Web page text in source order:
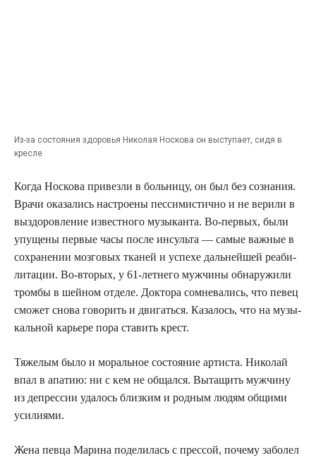
Из-за состо­я­ния здо­ро­вья Нико­лая Нос­ко­ва он высту­па­ет, сидя в
кресле
Когда Нос­ко­ва при­вез­ли в боль­ни­цу, он был без созна­ния.
Вра­чи ока­за­лись настро­е­ны пес­си­ми­стич­но и не вери­ли в
выздо­ров­ле­ние извест­но­го музы­кан­та. Во-пер­вых, были
упу­ще­ны пер­вые часы после инсуль­та — самые важ­ные в
сохра­не­нии моз­го­вых тка­ней и успе­хе даль­ней­шей реа­би­
ли­та­ции. Во-вто­рых, у 61-лет­не­го муж­чи­ны обна­ру­жи­ли
тром­бы в шей­ном отде­ле. Док­то­ра сомне­ва­лись, что певец
смо­жет сно­ва гово­рить и дви­гать­ся. Каза­лось, что на музы­
каль­ной карье­ре пора ста­вить крест.
Тяже­лым было и мораль­ное состо­я­ние арти­ста. Нико­лай
впал в апа­тию: ни с кем не общал­ся. Выта­щить муж­чи­ну
из депрес­сии уда­лось близ­ким и род­ным людям общи­ми
усилиями.
Жена пев­ца Мари­на поде­ли­лась с прес­сой, поче­му забо­лел